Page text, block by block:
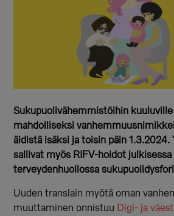
Sukupuolivähemmistöihin
mahdolliseksi
äidistä isäksi ja toisin päin 1.3.2024.
sallivat myös RIFV-hoidot julkisessa
terveydenhuollossa
Uuden translain myötä oman
muuttaminen onnistuu Digi- ja